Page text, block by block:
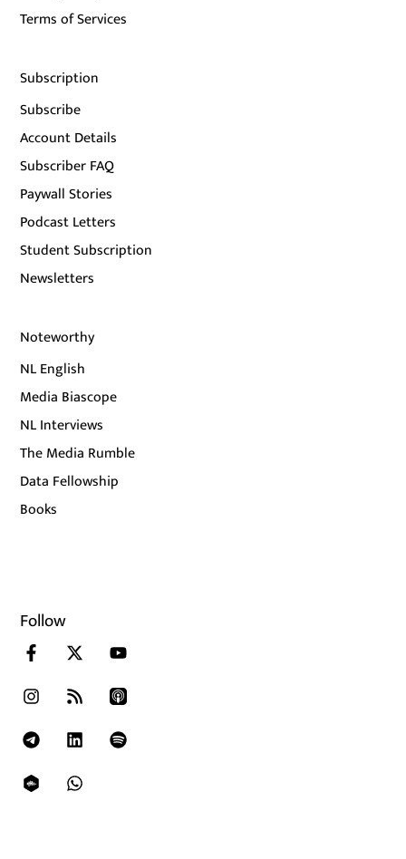
Terms of Services
Subscription
Subscribe
Account Details
Subscriber FAQ
Paywall Stories
Podcast Letters
Student Subscription
Newsletters
Noteworthy
NL English
Media Biascope
NL Interviews
The Media Rumble
Data Fellowship
Books
Follow